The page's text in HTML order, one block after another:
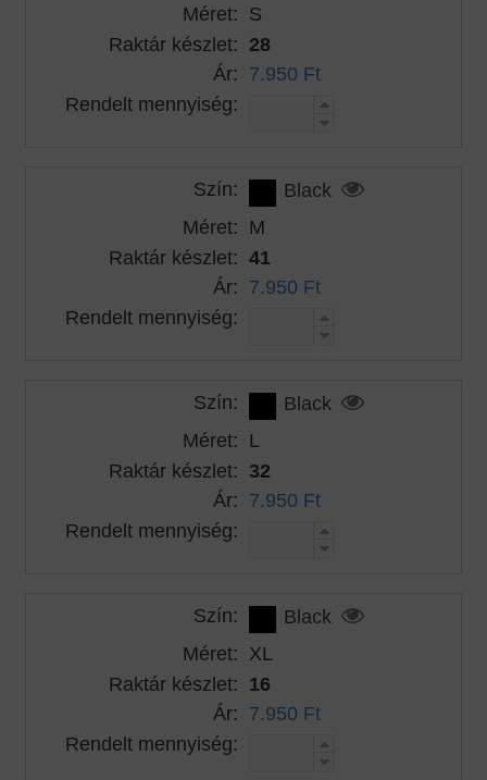
Méret: S
Raktár készlet: 28
Ár: 7.950 Ft
Rendelt mennyiség:
Szín:
Black
Méret: M
Raktár készlet: 41
Ár: 7.950 Ft
Rendelt mennyiség:
Szín:
Black
Méret: L
Raktár készlet: 32
Ár: 7.950 Ft
Rendelt mennyiség:
Szín:
Black
Méret: XL
Raktár készlet: 16
Ár: 7.950 Ft
Rendelt mennyiség: